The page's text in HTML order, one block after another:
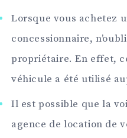
Lorsque vous achetez
concessionnaire,
propriétaire. En effet,
véhicule a été utilisé
Il est possible que la
agence de location de